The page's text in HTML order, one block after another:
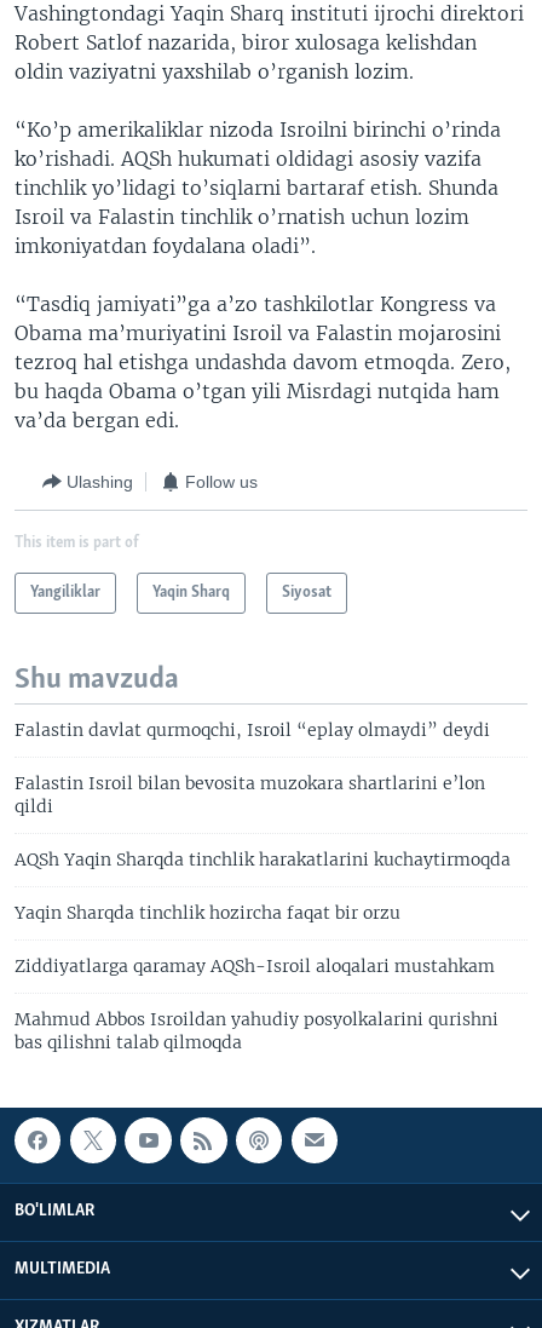
Vashingtondagi Yaqin Sharq instituti ijrochi direktori
Robert Satlof nazarida, biror xulosaga kelishdan
oldin vaziyatni yaxshilab o’rganish lozim.
“Ko’p amerikaliklar nizoda Isroilni birinchi o’rinda
ko’rishadi. AQSh hukumati oldidagi asosiy vazifa
tinchlik yo’lidagi to’siqlarni bartaraf etish. Shunda
Isroil va Falastin tinchlik o’rnatish uchun lozim
imkoniyatdan foydalana oladi”.
“Tasdiq jamiyati”ga a’zo tashkilotlar Kongress va
Obama ma’muriyatini Isroil va Falastin mojarosini
tezroq hal etishga undashda davom etmoqda. Zero,
bu haqda Obama o’tgan yili Misrdagi nutqida ham
va’da bergan edi.
Ulashing Follow us
This item is part of
Yangiliklar Yaqin Sharq Siyosat
Shu mavzuda
Falastin davlat qurmoqchi, Isroil “eplay olmaydi” deydi
Falastin Isroil bilan bevosita muzokara shartlarini e’lon
qildi
AQSh Yaqin Sharqda tinchlik harakatlarini kuchaytirmoqda
Yaqin Sharqda tinchlik hozircha faqat bir orzu
Ziddiyatlarga qaramay AQSh-Isroil aloqalari mustahkam
Mahmud Abbos Isroildan yahudiy posyolkalarini qurishni
bas qilishni talab qilmoqda
BO'LIMLAR
MULTIMEDIA